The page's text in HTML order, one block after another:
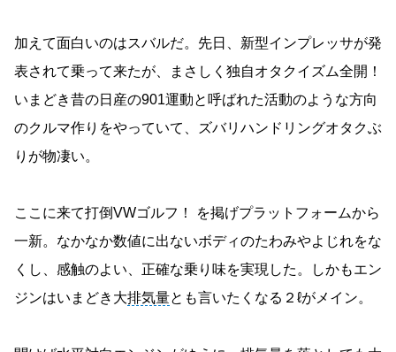
加えて面白いのはスバルだ。先日、新型インプレッサが発
表されて乗って来たが、まさしく独自オタクイズム全開！
いまどき昔の日産の901運動と呼ばれた活動のような方向
のクルマ作りをやっていて、ズバリハンドリングオタクぶ
りが物凄い。
ここに来て打倒VWゴルフ！ を掲げプラットフォームから
一新。なかなか数値に出ないボディのたわみやよじれをな
くし、感触のよい、正確な乗り味を実現した。しかもエン
ジンはいまどき大排気量とも言いたくなる２ℓがメイン。